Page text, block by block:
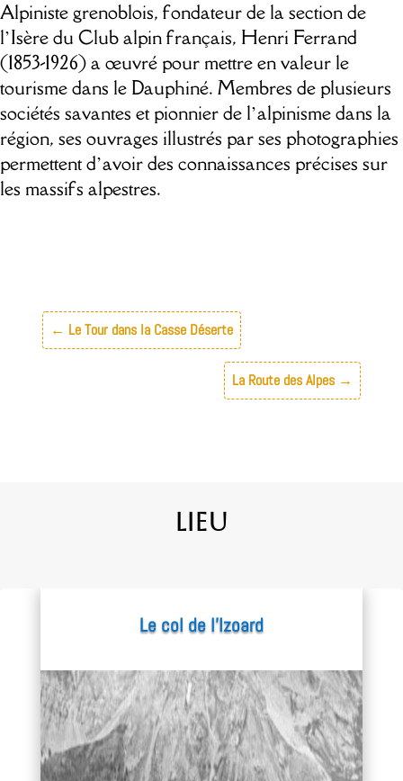
Alpiniste grenoblois, fondateur de la section de
l’Isère du Club alpin français, Henri Ferrand
(1853-1926) a œuvré pour mettre en valeur le
tourisme dans le Dauphiné. Membres de plusieurs
sociétés savantes et pionnier de l’alpinisme dans la
région, ses ouvrages illustrés par ses photographies
permettent d’avoir des connaissances précises sur
les massifs alpestres.
← Le Tour dans la Casse Déserte
La Route des Alpes →
Lieu
Le col de l’Izoard